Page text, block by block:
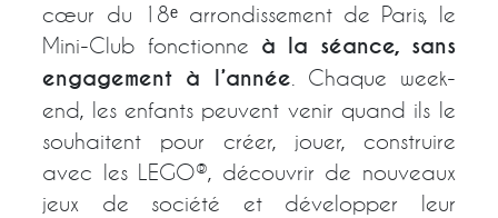
cœur du 18ᵉ arrondissement de Paris, le
Mini-Club fonctionne à la séance, sans
engagement à l’année . Chaque week-
end, les enfants peuvent venir quand ils le
souhaitent pour créer, jouer, construire
avec les LEGO®, découvrir de nouveaux
jeux de société et développer leur